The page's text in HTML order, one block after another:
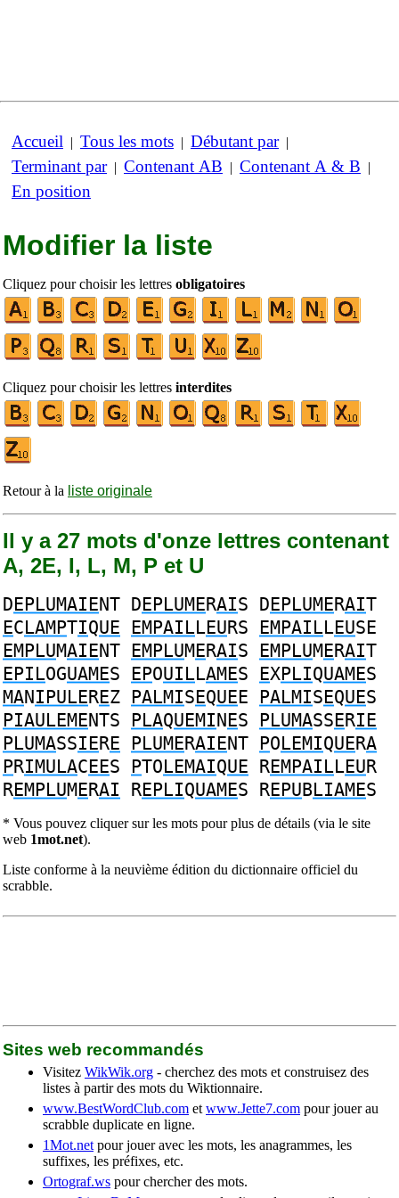
Accueil | Tous les mots | Débutant par|
Terminant par| Contenant AB | Contenant A & B |
En position
Modifier la liste
Cliquez pour choisir les lettres obligatoires
Cliquez pour choisir les lettres interdites
Retour à la liste originale
Il y a 27 mots d'onze lettres contenant
A, 2E, I, L, M, P et U
DEPLUMAIENT DEPLUMERAIS DEPLUMERAIT
ECLAMPTIQUE EMPAILLEURS EMPAILLEUSE
EMPLUMAIENT EMPLUMERAIS EMPLUMERAIT
EPILOGUAMES EPOUILLAMES EXPLIQUAMES
MANIPULEREZ PALMISEQUEE PALMISEQUES
PIAULEMENTS PLAQUEMINES PLUMASSERIE
PLUMASSIERE PLUMERAIENT POLEMIQUERA
PRIMULACEES PTOLEMAIQUE REMPAILLEUR
REMPLUMERAI REPLIQUAMES REPUBLIAMES
* Vous pouvez cliquer sur les mots pour plus de détails (via le site
web 1mot.net).
Liste conforme à la neuvième édition du dictionnaire officiel du
scrabble.
Sites web recommandés
Visitez WikWik.org - cherchez des mots et construisez des
listes à partir des mots du Wiktionnaire.
www.BestWordClub.com et www.Jette7.com pour jouer au
scrabble duplicate en ligne.
1Mot.net pour jouer avec les mots, les anagrammes, les
suffixes, les préfixes, etc.
Ortograf.ws pour chercher des mots.